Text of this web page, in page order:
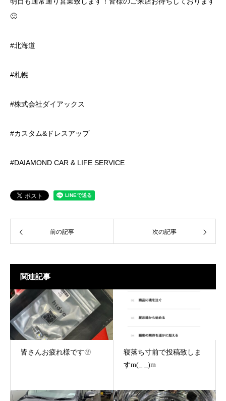
🙂
#北海道
#札幌
#株式会社ダイアックス
#カスタム&ドレスアップ
#DAIAMOND CAR & LIFE SERVICE
前の記事 次の記事
関連記事
皆さんお疲れ様です🫥
寝落ち寸前で投稿致しま
すm(_ _)m